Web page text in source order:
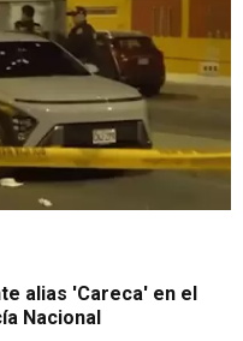
alias 'Careca' en el
Nacional